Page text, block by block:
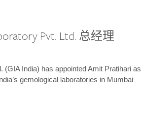
Pvt. Ltd. 总经理
India) has appointed Amit Pratihari as
gemological laboratories in Mumbai